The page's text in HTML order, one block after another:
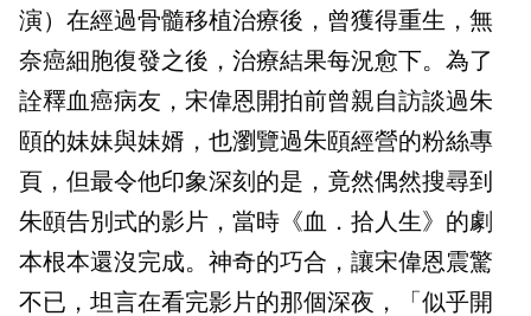
演）在經過骨髓移植治療後，曾獲得重生，無
奈癌細胞復發之後，治療結果每況愈下。為了
詮釋血癌病友，宋偉恩開拍前曾親自訪談過朱
頤的妹妹與妹婿，也瀏覽過朱頤經營的粉絲專
頁，但最令他印象深刻的是，竟然偶然搜尋到
朱頤告別式的影片，當時《血．拾人生》的劇
本根本還沒完成。神奇的巧合，讓宋偉恩震驚
不已，坦言在看完影片的那個深夜，「似乎開